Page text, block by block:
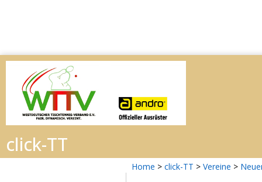
Home > click-TT > Vereine >